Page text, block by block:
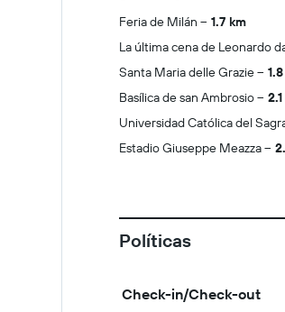
Feria de Milán
1.7 km
La última cena de Leonardo
Santa Maria delle Grazie
Basílica de san Ambrosio
Universidad Católica del
Estadio Giuseppe Meazza
Políticas
Check-in/Check-out